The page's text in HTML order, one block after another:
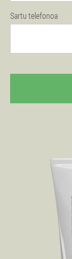
Sartu telefonoa